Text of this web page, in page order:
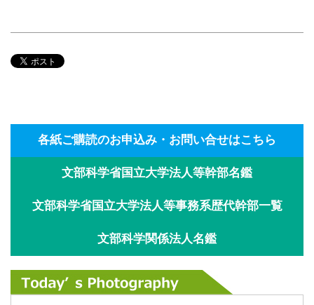
各紙ご購読のお申込み・お問い合せはこちら
文部科学省国立大学法人等幹部名鑑
文部科学省国立大学法人等事務系歴代幹部一覧
文部科学関係法人名鑑